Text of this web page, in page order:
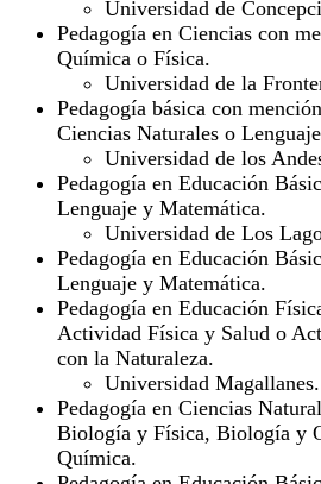
Universidad de
Pedagogía en Ciencias con
Química o Física.
Universidad de la
Pedagogía básica con
Ciencias Naturales o
Universidad de los
Pedagogía en Educación
Lenguaje y Matemática.
Universidad de Los
Pedagogía en Educación
Lenguaje y Matemática.
Pedagogía en Educación
Actividad Física y Salud o
con la Naturaleza.
Universidad Magallanes.
Pedagogía en Ciencias
Biología y Física, Biología y
Química.